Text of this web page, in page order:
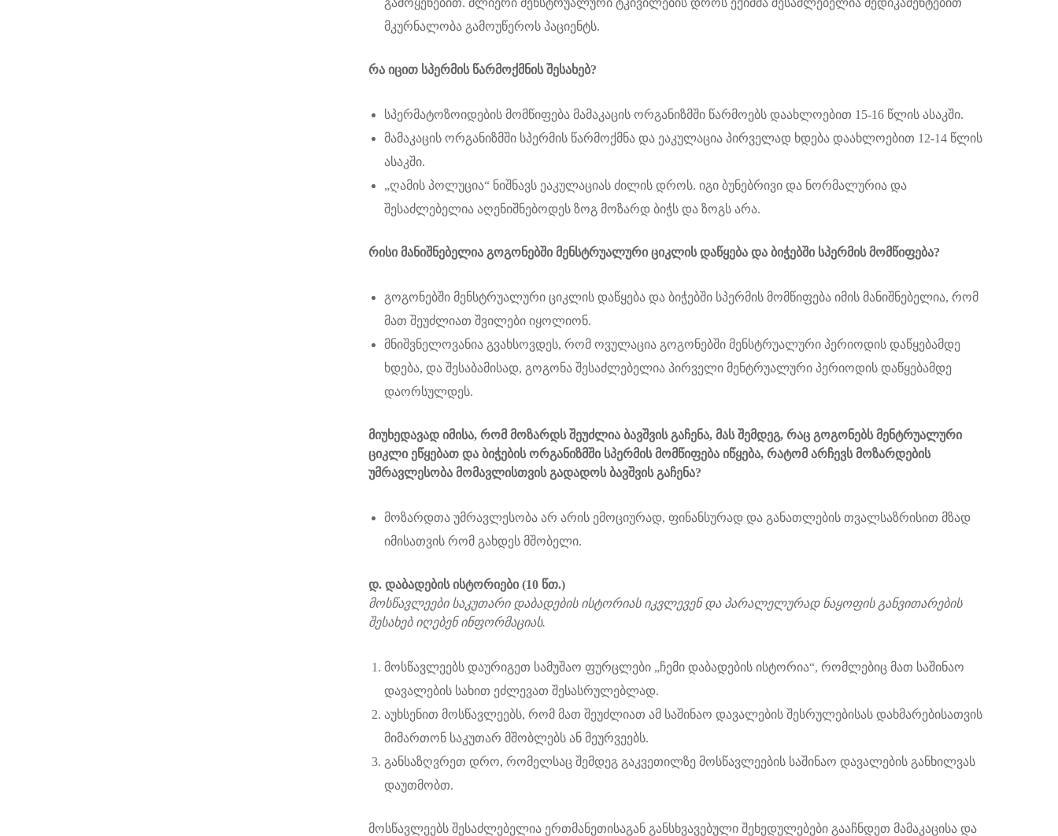
გამოყენებით. ძლიერი მენსტრუალური ტკივილების დროს ექიმმა შესაძლებელია მედიკამენტებით
მკურნალობა გამოუწეროს პაციენტს.
რა იცით სპერმის წარმოქმნის შესახებ?
სპერმატოზოიდების მომწიფება მამაკაცის ორგანიზმში წარმოებს დაახლოებით 15-16 წლის ასაკში.
მამაკაცის ორგანიზმში სპერმის წარმოქმნა და ეაკულაცია პირველად ხდება დაახლოებით 12-14 წლის
ასაკში.
„ღამის პოლუცია“ ნიშნავს ეაკულაციას ძილის დროს. იგი ბუნებრივი და ნორმალურია და
შესაძლებელია აღენიშნებოდეს ზოგ მოზარდ ბიჭს და ზოგს არა.
რისი მანიშნებელია გოგონებში მენსტრუალური ციკლის დაწყება და ბიჭებში სპერმის მომწიფება?
გოგონებში მენსტრუალური ციკლის დაწყება და ბიჭებში სპერმის მომწიფება იმის მანიშნებელია, რომ
მათ შეუძლიათ შვილები იყოლიონ.
მნიშვნელოვანია გვახსოვდეს, რომ ოვულაცია გოგონებში მენსტრუალური პერიოდის დაწყებამდე
ხდება, და შესაბამისად, გოგონა შესაძლებელია პირველი მენტრუალური პერიოდის დაწყებამდე
დაორსულდეს.
მიუხედავად იმისა, რომ მოზარდს შეუძლია ბავშვის გაჩენა, მას შემდეგ, რაც გოგონებს მენტრუალური
ციკლი ეწყებათ და ბიჭების ორგანიზმში სპერმის მომწიფება იწყება, რატომ არჩევს მოზარდების
უმრავლესობა მომავლისთვის გადადოს ბავშვის გაჩენა?
მოზარდთა უმრავლესობა არ არის ემოციურად, ფინანსურად და განათლების თვალსაზრისით მზად
იმისათვის რომ გახდეს მშობელი.
დ. დაბადების ისტორიები (10 წთ.)
მოსწავლეები საკუთარი დაბადების ისტორიას იკვლევენ და პარალელურად ნაყოფის განვითარების
შესახებ იღებენ ინფორმაციას.
მოსწავლეებს დაურიგეთ სამუშაო ფურცლები „ჩემი დაბადების ისტორია“, რომლებიც მათ საშინაო
დავალების სახით ეძლევათ შესასრულებლად.
აუხსენით მოსწავლეებს, რომ მათ შეუძლიათ ამ საშინაო დავალების შესრულებისას დახმარებისათვის
მიმართონ საკუთარ მშობლებს ან მეურვეებს.
განსაზღვრეთ დრო, რომელსაც შემდეგ გაკვეთილზე მოსწავლეების საშინაო დავალების განხილვას
დაუთმობთ.
მოსწავლეებს შესაძლებელია ერთმანეთისაგან განსხვავებული შეხედულებები გააჩნდეთ მამაკაცისა და